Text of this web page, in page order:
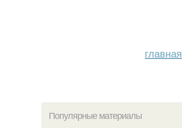
главная
Популярные материалы